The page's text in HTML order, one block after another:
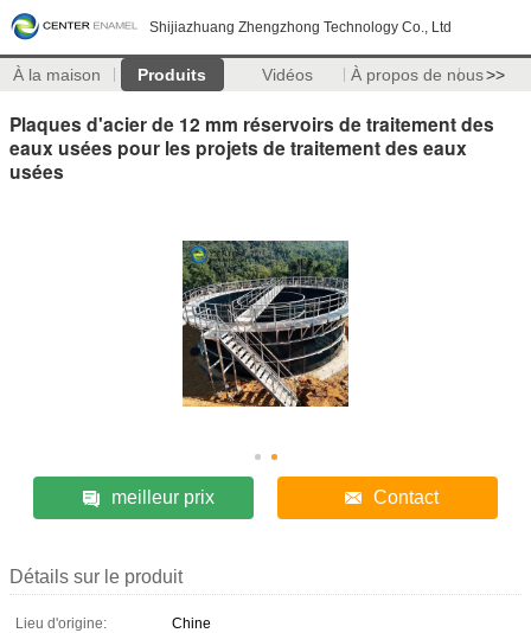
Shijiazhuang Zhengzhong Technology Co., Ltd
À la maison Produits Vidéos À propos de nous>>
Plaques d'acier de 12 mm réservoirs de traitement des
eaux usées pour les projets de traitement des eaux
usées
meilleur prix Contact
Détails sur le produit
Lieu d'origine:
Chine